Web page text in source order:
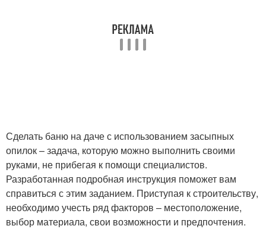
Сделать баню на даче с использованием засыпных
опилок – задача, которую можно выполнить своими
руками, не прибегая к помощи специалистов.
Разработанная подробная инструкция поможет вам
справиться с этим заданием. Приступая к строительству,
необходимо учесть ряд факторов – местоположение,
выбор материала, свои возможности и предпочтения.